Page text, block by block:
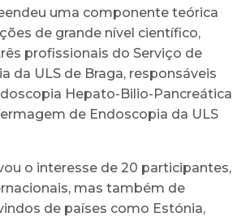
uma componente teórica
de grande nível científico,
profissionais do Serviço de
da ULS de Braga, responsáveis
Hepato-Bilio-Pancreática
de Endoscopia da ULS
o interesse de 20 participantes,
mas também de
de países como Estónia,